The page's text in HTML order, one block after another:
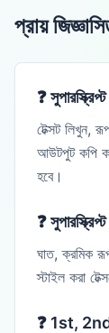
প্রায়
❓
টেক্সট লিখুন,
আউটপুট কপি
হবে।
❓
ঘাত, ক্রমিক
স্টাইল করা
❓ 1st, 2nd,